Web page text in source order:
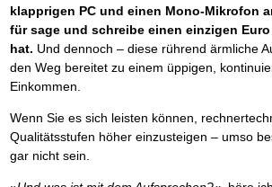
klapprigen PC und einen Mono-Mikrofon
für sage und schreibe einen einzigen
hat. Und dennoch – diese rührend ärmliche
den Weg bereitet zu einem üppigen,
Einkommen.
Wenn Sie es sich leisten können,
Qualitätsstufen höher einzusteigen – umso
gar nicht sein.